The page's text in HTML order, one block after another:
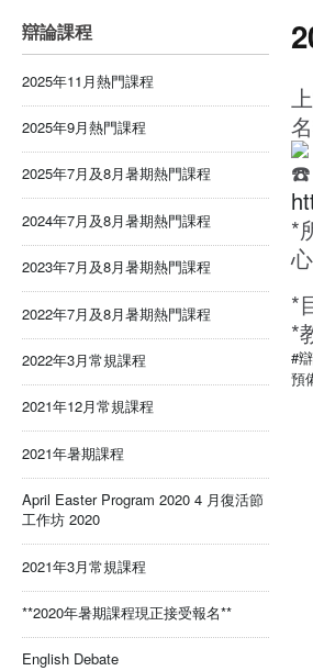
*
*
*
#
預
辯論課程
2025年11月熱門課程
2025年9月熱門課程
2025年7月及8月暑期熱門課程
2024年7月及8月暑期熱門課程
2023年7月及8月暑期熱門課程
2022年7月及8月暑期熱門課程
2022年3月常規課程
2021年12月常規課程
2021年暑期課程
April Easter Program 2020 4 月復活節
工作坊 2020
2021年3月常規課程
**2020年暑期課程現正接受報名**
English Debate